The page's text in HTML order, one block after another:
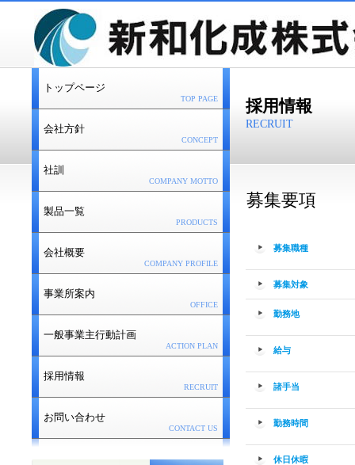
採用情報
RECRUIT
募集要項
募集職種
募集対象
勤務地
給与
諸手当
勤務時間
休日休暇
トップページ
TOP PAGE
会社方針
CONCEPT
社訓
COMPANY MOTTO
製品一覧
PRODUCTS
会社概要
COMPANY PROFILE
事業所案内
OFFICE
一般事業主行動計画
ACTION PLAN
採用情報
RECRUIT
お問い合わせ
CONTACT US